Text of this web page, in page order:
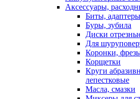
Аксессуары,
Биты, адаптеры
Буры, зубила
Диски
Для
Коронки,
Корщетки
Круги
лепестковые
Масла, смазки